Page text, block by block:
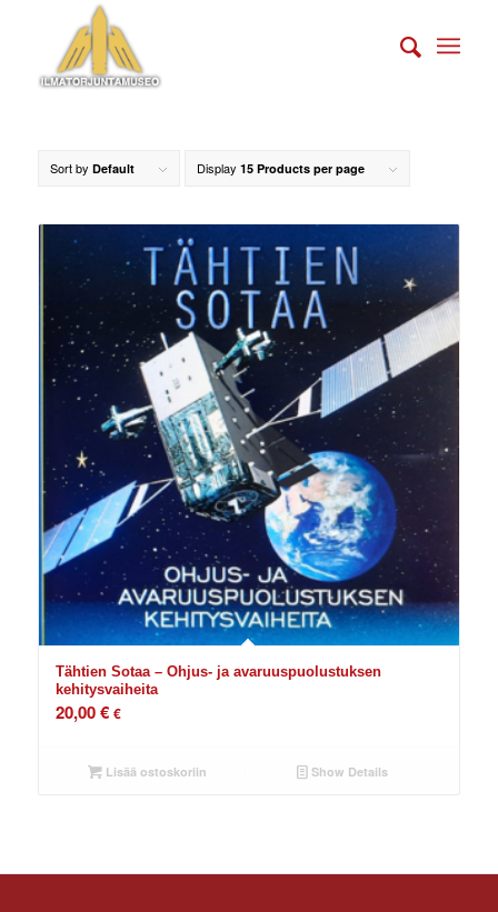
Sort by Default Display 15 Products per page
Tähtien Sotaa – Ohjus- ja avaruuspuolustuksen
kehitysvaiheita
20,00€ €
Lisää ostoskoriin Show Details